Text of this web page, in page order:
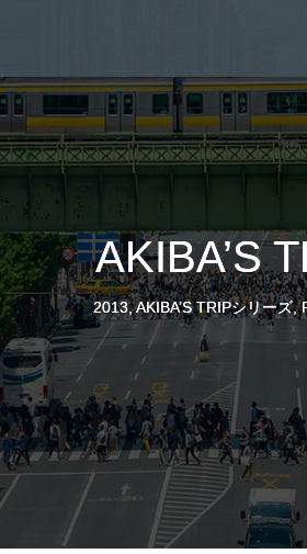
AKIBA’S
2013,AKIBA’S TRIPシリーズ,